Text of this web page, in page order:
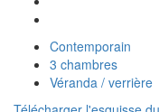
Contemporain
3 chambres
Véranda / verrière